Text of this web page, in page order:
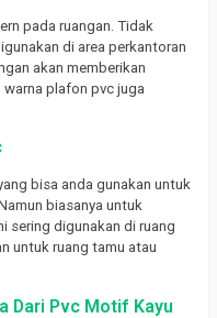
pada ruangan. Tidak
di area perkantoran
akan memberikan
plafon pvc juga
bisa anda gunakan untuk
biasanya untuk
sering digunakan di ruang
untuk ruang tamu atau
Dari Pvc Motif Kayu